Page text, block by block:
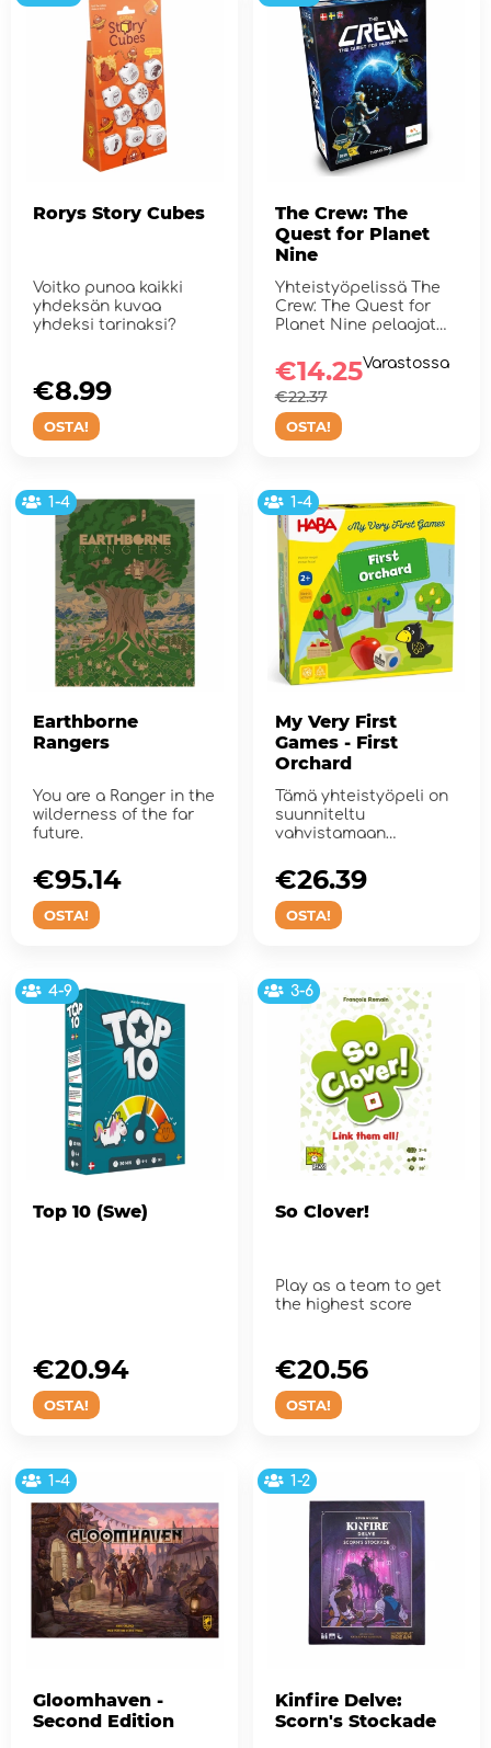
Rorys Story Cubes
Voitko punoa kaikki
yhdeksän kuvaa
yhdeksi tarinaksi?
OSTA!
€8.99
The Crew: The
Quest for Planet
Nine
Yhteistyöpelissä The
Crew: The Quest for
Planet Nine pelaajat
OSTA!
€22.37
€14.25Varastossa
1-4
Earthborne
Rangers
You are a Ranger in the
wilderness of the far
future.
OSTA!
€95.14
1-4
My Very First
Games - First
Orchard
Tämä yhteistyöpeli on
suunniteltu
vahvistamaan
kehit...
OSTA!
€26.39
4-9
Top 10 (Swe)
OSTA!
€20.94
3-6
So Clover!
Play as a team to get
the highest score
OSTA!
€20.56
1-4
Gloomhaven -
Second Edition
1-2
Kinfire Delve:
Scorn's Stockade